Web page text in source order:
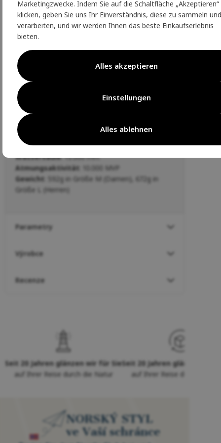
ohne PFAS, Stoffe werden immer
zumindest teilweise aus recycelten
Materialien hergestellt, bluesign®
APPROVED zertifiziert
Auf Bergans können Sie sich einfach verlassen,
genau wie die Polarforscher und Abenteurer, für
die Bergans seit 1908 Kleidung und Ausrüstung
mit Liebe zur Natur herstellt.
Parameter
100%
Polyester (Außenschicht), 100% Polyamid
(Innenschicht)
100%PolyurethanBega Membrane Balanced™
Wassersäule: 15.000 mm
Atmungsaktivität : 10.000 MVP
Gewicht : 592g in Größe M (Damen), 672g in
Größe L (Herren)
Parametry
Výrobce
Recenze
Seit 20 Jahren glänzen wir für Sie
auf Ihrer Reise durch die Natur
Seit 20 Jahren glänzen wir
auf Ihrer Reise durch die
NORSKÝ STYL
ve Vaší schránce
Marketingzwecke. Indem Sie auf die Schaltfläche „Akzeptieren“
klicken, geben Sie uns Ihr Einverständnis, diese zu sammeln
verarbeiten, und wir werden Ihnen das beste Einkaufserlebnis
bieten.
Alles ablehnen
Einstellungen
Alles akzeptieren